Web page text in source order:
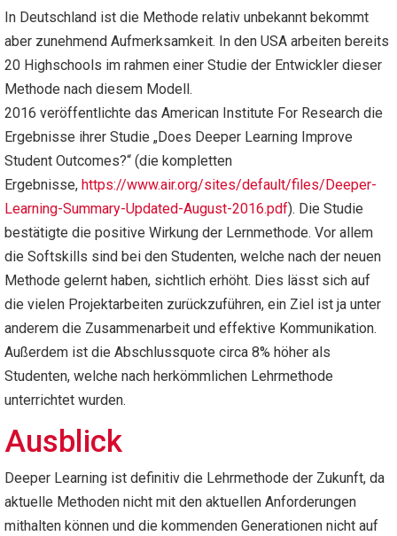
In Deutschland ist die Methode relativ unbekannt bekommt
aber zunehmend Aufmerksamkeit. In den USA arbeiten bereits
20 Highschools im rahmen einer Studie der Entwickler dieser
Methode nach diesem Modell.
2016 veröffentlichte das American Institute For Research die
Ergebnisse ihrer Studie „Does Deeper Learning Improve
Student Outcomes?“ (die kompletten
Ergebnisse, https://www.air.org/sites/default/files/Deeper-
Learning-Summary-Updated-August-2016.pdf). Die Studie
bestätigte die positive Wirkung der Lernmethode. Vor allem
die Softskills sind bei den Studenten, welche nach der neuen
Methode gelernt haben, sichtlich erhöht. Dies lässt sich auf
die vielen Projektarbeiten zurückzuführen, ein Ziel ist ja unter
anderem die Zusammenarbeit und effektive Kommunikation.
Außerdem ist die Abschlussquote circa 8% höher als
Studenten, welche nach herkömmlichen Lehrmethode
unterrichtet wurden.
Ausblick
Deeper Learning ist definitiv die Lehrmethode der Zukunft, da
aktuelle Methoden nicht mit den aktuellen Anforderungen
mithalten können und die kommenden Generationen nicht auf